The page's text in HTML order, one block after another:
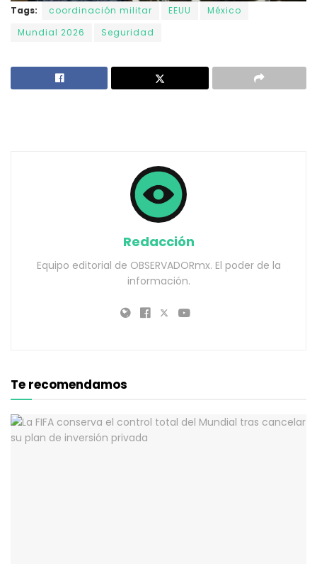
Tags: coordinación militar EEUU
México
Mundial 2026
Seguridad
Redacción
Equipo editorial de OBSERVADORmx. El poder de la
información.
Te recomendamos